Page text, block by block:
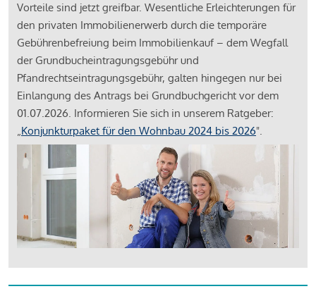
Vorteile sind jetzt greifbar. Wesentliche Erleichterungen für
den privaten Immobilienerwerb durch die temporäre
Gebührenbefreiung beim Immobilienkauf – dem Wegfall
der Grundbucheintragungsgebühr und
Pfandrechtseintragungsgebühr, galten hingegen nur bei
Einlangung des Antrags bei Grundbuchgericht vor dem
01.07.2026. Informieren Sie sich in unserem Ratgeber:
„Konjunkturpaket für den Wohnbau 2024 bis 2026".